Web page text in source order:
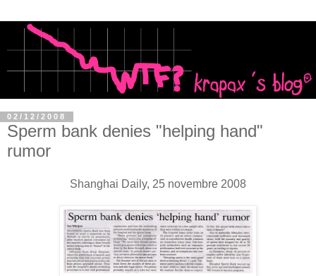
02/12/2008
Sperm bank denies "helping hand"
rumor
Shanghai Daily, 25 novembre 2008